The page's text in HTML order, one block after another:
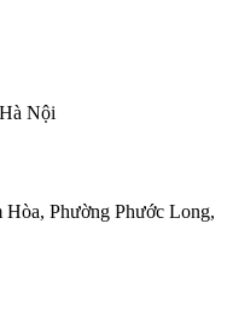
Nội
Phường Phước Long,